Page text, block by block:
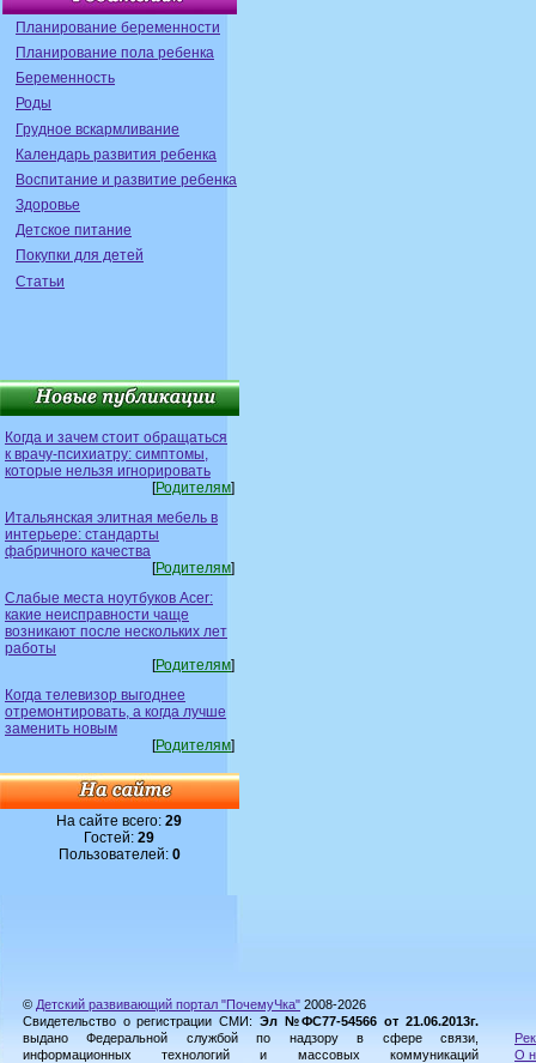
Планирование беременности
Планирование пола ребенка
Беременность
Роды
Грудное вскармливание
Календарь развития ребенка
Воспитание и развитие ребенка
Здоровье
Детское питание
Покупки для детей
Статьи
Когда и зачем стоит обращаться
к врачу-психиатру: симптомы,
которые нельзя игнорировать
[Родителям]
Итальянская элитная мебель в
интерьере: стандарты
фабричного качества
[Родителям]
Слабые места ноутбуков Acer:
какие неисправности чаще
возникают после нескольких лет
работы
[Родителям]
Когда телевизор выгоднее
отремонтировать, а когда лучше
заменить новым
[Родителям]
На сайте всего:29
Гостей:29
Пользователей: 0
© Детский развивающий портал "ПочемуЧка" 2008-2026
Свидетельство о регистрации СМИ: Эл №ФС77-54566 от 21.06.2013г.
выдано Федеральной службой по надзору в сфере связи,
информационных технологий и массовых коммуникаций
О